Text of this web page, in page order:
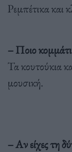
Ρεμπέτικα και
– Ποιο
Τα κουτούκια
μουσική.
– Αν είχες τη